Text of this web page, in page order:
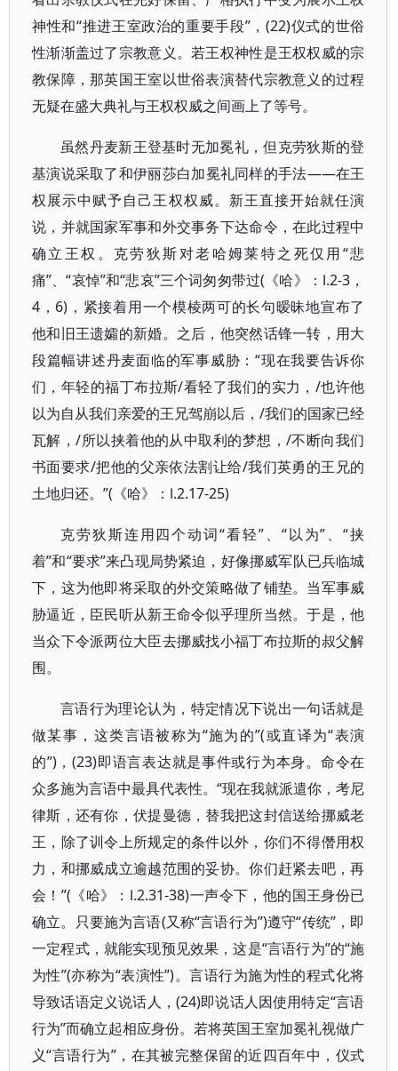
神性和“推进王室政治的重要手段”，(22)仪式的世俗
性渐渐盖过了宗教意义。若王权神性是王权权威的宗
教保障，那英国王室以世俗表演替代宗教意义的过程
无疑在盛大典礼与王权权威之间画上了等号。
虽然丹麦新王登基时无加冕礼，但克劳狄斯的登
基演说采取了和伊丽莎白加冕礼同样的手法——在王
权展示中赋予自己王权权威。新王直接开始就任演
说，并就国家军事和外交事务下达命令，在此过程中
确立王权。克劳狄斯对老哈姆莱特之死仅用“悲
痛”、“哀悼”和“悲哀”三个词匆匆带过(《哈》：Ⅰ.2-3，
4，6)，紧接着用一个模棱两可的长句暧昧地宣布了
他和旧王遗孀的新婚。之后，他突然话锋一转，用大
段篇幅讲述丹麦面临的军事威胁：“现在我要告诉你
们，年轻的福丁布拉斯/看轻了我们的实力，/也许他
以为自从我们亲爱的王兄驾崩以后，/我们的国家已经
瓦解，/所以挟着他的从中取利的梦想，/不断向我们
书面要求/把他的父亲依法割让给/我们英勇的王兄的
土地归还。”(《哈》：Ⅰ.2.17-25)
克劳狄斯连用四个动词“看轻”、“以为”、“挟
着”和“要求”来凸现局势紧迫，好像挪威军队已兵临城
下，这为他即将采取的外交策略做了铺垫。当军事威
胁逼近，臣民听从新王命令似乎理所当然。于是，他
当众下令派两位大臣去挪威找小福丁布拉斯的叔父解
围。
言语行为理论认为，特定情况下说出一句话就是
做某事，这类言语被称为“施为的”(或直译为“表演
的”)，(23)即语言表达就是事件或行为本身。命令在
众多施为言语中最具代表性。“现在我就派遣你，考尼
律斯，还有你，伏提曼德，替我把这封信送给挪威老
王，除了训令上所规定的条件以外，你们不得僭用权
力，和挪威成立逾越范围的妥协。你们赶紧去吧，再
会！”(《哈》：Ⅰ.2.31-38)一声令下，他的国王身份已
确立。只要施为言语(又称“言语行为”)遵守“传统”，即
一定程式，就能实现预见效果，这是“言语行为”的“施
为性”(亦称为“表演性”)。言语行为施为性的程式化将
导致话语定义说话人，(24)即说话人因使用特定“言语
行为”而确立起相应身份。若将英国王室加冕礼视做广
义“言语行为”，在其被完整保留的近四百年中，仪式